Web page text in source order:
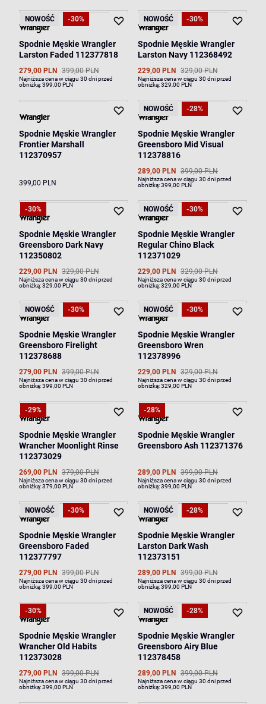
NOWOŚĆ -30%
Spodnie Męskie Wrangler
Larston Faded 112377818
279,00 PLN 399,00 PLN
Najniższa cena w ciągu 30 dni przed
obniżką:399,00 PLN
NOWOŚĆ -30%
Spodnie Męskie Wrangler
Larston Navy 112368492
229,00 PLN 329,00 PLN
Najniższa cena w ciągu 30 dni przed
obniżką:329,00 PLN
Spodnie Męskie Wrangler
Frontier Marshall
112370957
399,00 PLN
NOWOŚĆ -28%
Spodnie Męskie Wrangler
Greensboro Mid Visual
112378816
289,00 PLN 399,00 PLN
Najniższa cena w ciągu 30 dni przed
obniżką:399,00 PLN
-30%
Spodnie Męskie Wrangler
Greensboro Dark Navy
112350802
229,00 PLN 329,00 PLN
Najniższa cena w ciągu 30 dni przed
obniżką:329,00 PLN
NOWOŚĆ -30%
Spodnie Męskie Wrangler
Regular Chino Black
112371029
229,00 PLN 329,00 PLN
Najniższa cena w ciągu 30 dni przed
obniżką:329,00 PLN
NOWOŚĆ -30%
Spodnie Męskie Wrangler
Greensboro Firelight
112378688
279,00 PLN 399,00 PLN
Najniższa cena w ciągu 30 dni przed
obniżką:399,00 PLN
NOWOŚĆ -30%
Spodnie Męskie Wrangler
Greensboro Wren
112378996
229,00 PLN 329,00 PLN
Najniższa cena w ciągu 30 dni przed
obniżką:329,00 PLN
-29%
Spodnie Męskie Wrangler
Wrancher Moonlight Rinse
112373029
269,00 PLN 379,00 PLN
Najniższa cena w ciągu 30 dni przed
obniżką:379,00 PLN
-28%
Spodnie Męskie Wrangler
Greensboro Ash 112371376
289,00 PLN 399,00 PLN
Najniższa cena w ciągu 30 dni przed
obniżką:399,00 PLN
NOWOŚĆ -30%
Spodnie Męskie Wrangler
Greensboro Faded
112377797
279,00 PLN 399,00 PLN
Najniższa cena w ciągu 30 dni przed
obniżką:399,00 PLN
NOWOŚĆ -28%
Spodnie Męskie Wrangler
Larston Dark Wash
112373151
289,00 PLN 399,00 PLN
Najniższa cena w ciągu 30 dni przed
obniżką:399,00 PLN
-30%
Spodnie Męskie Wrangler
Wrancher Old Habits
112373028
279,00 PLN 399,00 PLN
Najniższa cena w ciągu 30 dni przed
obniżką:399,00 PLN
NOWOŚĆ -28%
Spodnie Męskie Wrangler
Greensboro Airy Blue
112378458
289,00 PLN 399,00 PLN
Najniższa cena w ciągu 30 dni przed
obniżką:399,00 PLN